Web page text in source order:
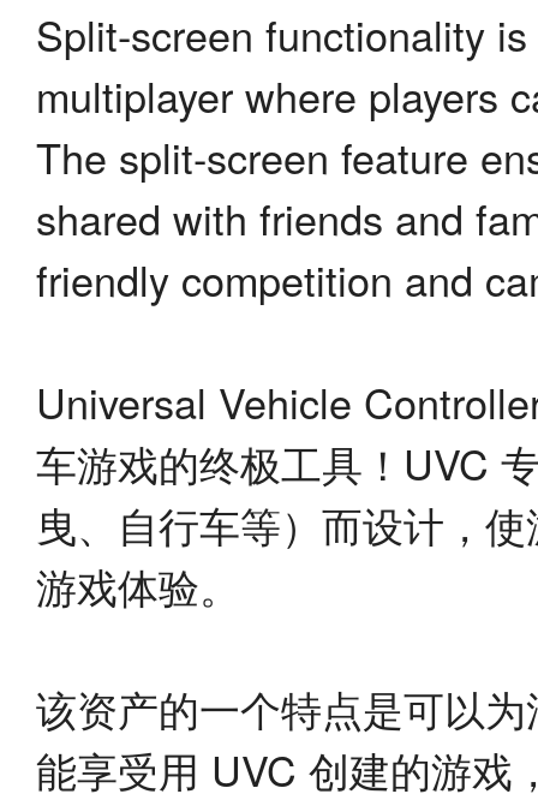
Split-screen functionality
multiplayer where players
The split-screen feature
shared with friends and
friendly competition and
Universal Vehicle
车游戏的终极工具！UVC
曳、自行车等）而设计，
游戏体验。
该资产的一个特点是可以
能享受用 UVC 创建的游戏